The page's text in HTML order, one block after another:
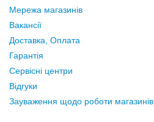
Мережа магазинів
Вакансії
Доставка, Оплата
Гарантія
Сервісні центри
Відгуки
Зауваження щодо роботи магазинів